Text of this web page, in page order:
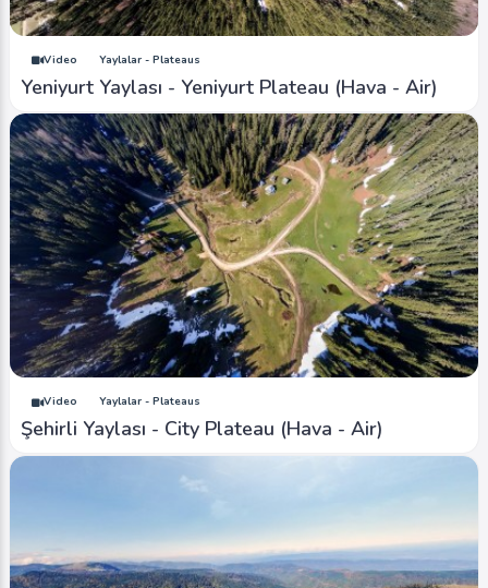
Video Yaylalar - Plateaus
Yeniyurt Yaylası - Yeniyurt Plateau (Hava - Air)
Video Yaylalar - Plateaus
Şehirli Yaylası - City Plateau (Hava - Air)